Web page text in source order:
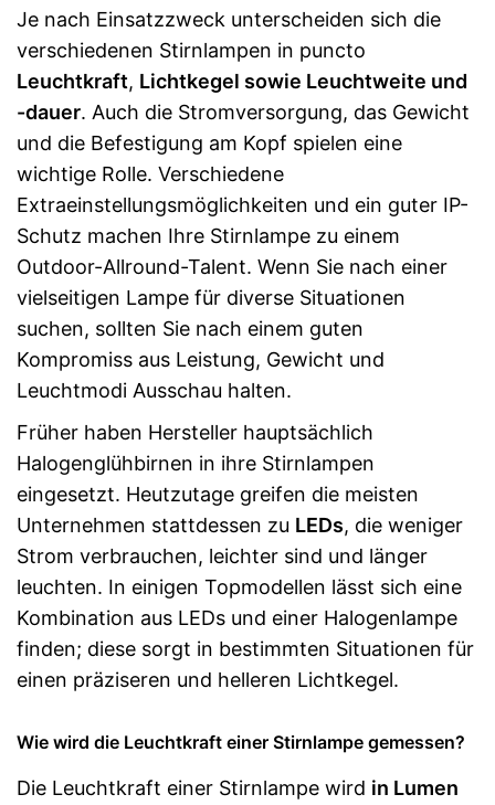
Je nach Einsatzzweck unterscheiden sich die
verschiedenen Stirnlampen in puncto
Leuchtkraft, Lichtkegel sowie Leuchtweite und
-dauer. Auch die Stromversorgung, das Gewicht
und die Befestigung am Kopf spielen eine
wichtige Rolle. Verschiedene
Extraeinstellungsmöglichkeiten und ein guter IP-
Schutz machen Ihre Stirnlampe zu einem
Outdoor-Allround-Talent. Wenn Sie nach einer
vielseitigen Lampe für diverse Situationen
suchen, sollten Sie nach einem guten
Kompromiss aus Leistung, Gewicht und
Leuchtmodi Ausschau halten.
Früher haben Hersteller hauptsächlich
Halogenglühbirnen in ihre Stirnlampen
eingesetzt. Heutzutage greifen die meisten
Unternehmen stattdessen zu LEDs, die weniger
Strom verbrauchen, leichter sind und länger
leuchten. In einigen Topmodellen lässt sich eine
Kombination aus LEDs und einer Halogenlampe
finden; diese sorgt in bestimmten Situationen für
einen präziseren und helleren Lichtkegel.
Wie wird die Leuchtkraft einer Stirnlampe gemessen?
Die Leuchtkraft einer Stirnlampe wird in Lumen